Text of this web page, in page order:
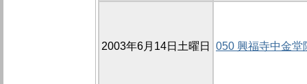
2003年6月14日土曜日 050 興福寺中金堂